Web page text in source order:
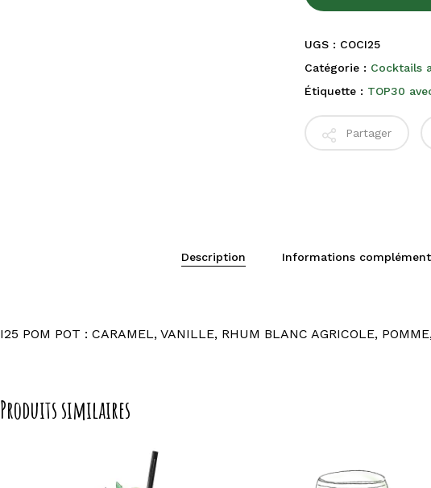
UGS : COCI25
Catégorie : Cocktails
Étiquette : TOP30
Partager
Description Informations
I25 POM POT : CARAMEL, VANILLE, RHUM BLANC AGRICOLE,
Produits similaires